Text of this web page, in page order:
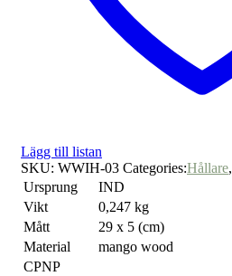
Lägg till listan
SKU: WWIH-03 Categories:Hållare,
Ursprung
IND
Vikt
0,247 kg
Mått
29 x 5 (cm)
Material
mango wood
CPNP